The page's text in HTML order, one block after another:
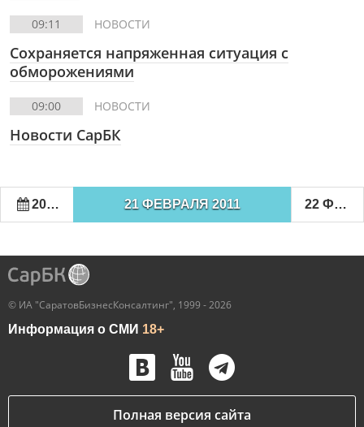
09:11 НОВОСТИ
Сохраняется напряженная ситуация с
обморожениями
09:00 НОВОСТИ
Новости СарБК
20 ФЕВРАЛЯ 2011 21 ФЕВРАЛЯ 2011 22 ФЕВРАЛЯ 2011
© ИА "СаратовБизнесКонсалтинг", 1999 - 2026
Информация о СМИ 18+
Полная версия сайта